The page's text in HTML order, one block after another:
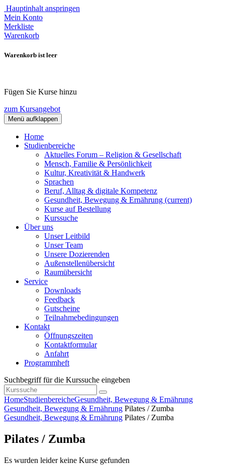
Hauptinhalt anspringen
Mein Konto
Merkliste
Warenkorb
Warenkorb ist leer
Fügen Sie Kurse hinzu
zum Kursangebot
Menü aufklappen
Home
Studienbereiche
Aktuelles Forum – Religion & Gesellschaft
Mensch, Familie & Persönlichkeit
Kultur, Kreativität & Handwerk
Sprachen
Beruf, Alltag & digitale Kompetenz
Gesundheit, Bewegung & Ernährung (current)
Kurse auf Bestellung
Kurssuche
Über uns
Unser Leitbild
Unser Team
Unsere Dozierenden
Außenstellenübersicht
Raumübersicht
Service
Downloads
Feedback
Gutscheine
Teilnahmebedingungen
Kontakt
Öffnungszeiten
Kontaktformular
Anfahrt
Programmheft
Suchbegriff für die Kurssuche eingeben
HomeStudienbereicheGesundheit, Bewegung & Ernährung
Gesundheit, Bewegung & Ernährung Pilates / Zumba
Gesundheit, Bewegung & Ernährung Pilates / Zumba
Pilates / Zumba
Es wurden leider keine Kurse gefunden